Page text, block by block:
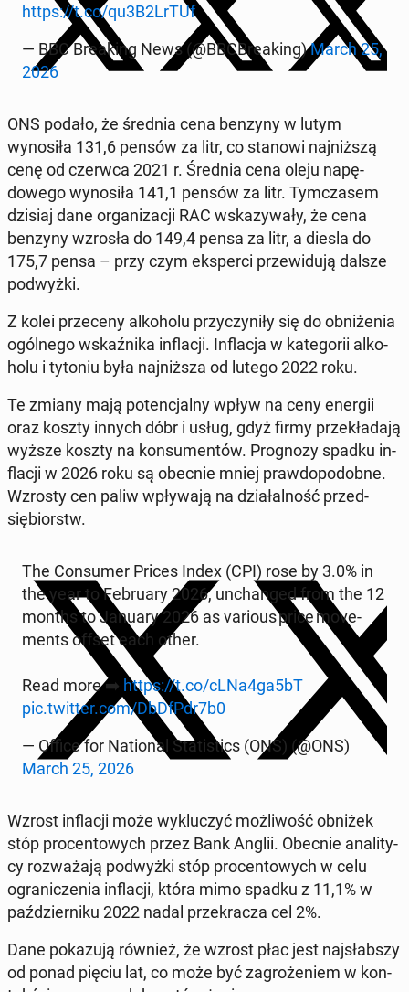
https://t.co/qu3B2LrTUf
— BBC Break­ing News (@BBCBreak­ing)March 25,
2026
ONS podało, że średnia cena benzyny w lutym
wynosiła 131,6 pensów za litr, co stanowi na­jniższą
cenę od czerwca 2021 r. Średnia cena oleju napę­
dowego wynosiła 141,1 pensów za litr. Tym­cza­sem
dzisiaj dane or­ga­ni­za­cji RAC wskazy­wały, że cena
benzyny wzrosła do 149,4 pensa za litr, a diesla do
175,7 pensa – przy czym eksper­ci przewidu­ją dalsze
pod­wyż­ki.
Z kolei prze­ce­ny alko­holu przy­czyniły się do ob­niże­nia
ogól­nego wskaźni­ka in­flacji. In­flac­ja w kat­e­gorii alko­
holu i tytoniu była na­jniższa od lutego 2022 roku.
Te zmiany mają po­tenc­jal­ny wpływ na ceny energii
oraz koszty innych dóbr i usług, gdyż firmy przekłada­ją
wyższe koszty na kon­sumen­tów. Prog­nozy spadku in­
flacji w 2026 roku są obecnie mniej praw­dopodob­ne.
Wzrosty cen paliw wpły­wa­ją na dzi­ałal­ność przed­
siębiorstw.
The Con­sumer Prices Index (CPI) rose by 3.0% in
the year to Feb­ru­ary 2026, un­changed from the 12
months to January 2026 as various price move­
ments offset each other.
Read more ➡️ https://t.co/cLNa4ga5bT
pic.twitter.com/DbDfPdr7b0
— Office for Na­tion­al Sta­tis­tics (ONS) (@ONS)
March 25, 2026
Wzrost in­flacji może wyk­luczyć możli­wość obniżek
stóp pro­cen­towych przez Bank Anglii. Obecnie anal­i­ty­
cy rozważa­ją pod­wyż­ki stóp pro­cen­towych w celu
ograniczenia in­flacji, która mimo spadku z 11,1% w
październiku 2022 nadal przekracza cel 2%.
Dane pokazu­ją również, że wzrost płac jest na­jsłab­szy
od ponad pięciu lat, co może być za­groże­niem w kon­